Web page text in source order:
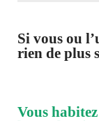
RECHERCHER ...
Si vous ou
rien de plus
Vous